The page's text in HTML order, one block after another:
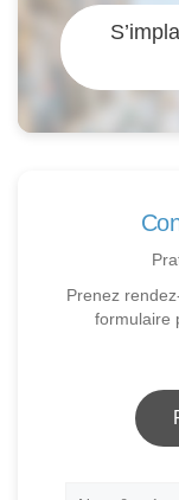
Prenez
formulaire